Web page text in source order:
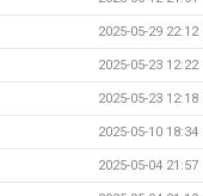
2025-05-29 22:12
2025-05-23 12:22
2025-05-23 12:18
2025-05-10 18:34
2025-05-04 21:57